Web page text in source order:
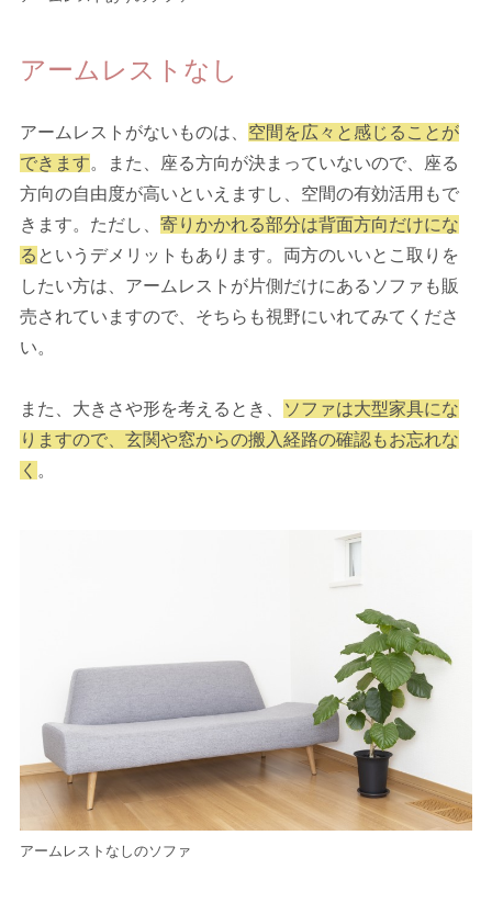
アームレストなし
アームレストがないものは、 空間を広々と感じることが
できます。また、座る方向が決まっていないので、座る
方向の自由度が高いといえますし、空間の有効活用もで
きます。ただし、 寄りかかれる部分は背面方向だけにな
る というデメリットもあります。両方のいいとこ取りを
したい方は、アームレストが片側だけにあるソファも販
売されていますので、そちらも視野にいれてみてくださ
い。
また、大きさや形を考えるとき、
ソファは大型家具にな
りますので、玄関や窓からの搬入経路の確認もお忘れな
く 。
アームレストなしのソファ